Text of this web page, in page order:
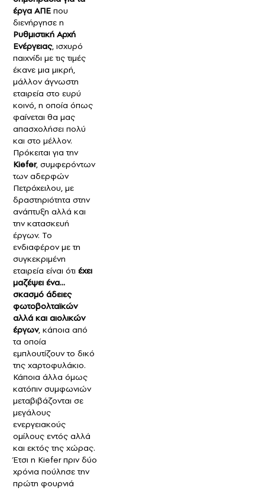
έργα ΑΠΕ που
διενήργησε η
Ρυθμιστική Αρχή
Ενέργειας, ισχυρό
παιχνίδι με τις τιμές
έκανε μια μικρή,
μάλλον άγνωστη
εταιρεία στο ευρύ
κοινό, η οποία όπως
φαίνεται θα μας
απασχολήσει πολύ
και στο μέλλον.
Πρόκειται για την
Kiefer, συμφερόντων
των αδερφών
Πετρόχειλου, με
δραστηριότητα στην
ανάπτυξη αλλά και
την κατασκευή
έργων. Το
ενδιαφέρον με τη
συγκεκριμένη
εταιρεία είναι ότι έχει
μαζέψει ένα…
σκασμό άδειες
φωτοβολταϊκών
αλλά και αιολικών
έργων, κάποια από
τα οποία
εμπλουτίζουν το δικό
της χαρτοφυλάκιο.
Κάποια άλλα όμως
κατόπιν συμφωνιών
μεταβιβάζονται σε
μεγάλους
ενεργειακούς
ομίλους εντός αλλά
και εκτός της χώρας.
Έτσι η Kiefer πριν δύο
χρόνια πούλησε την
πρώτη φουρνιά